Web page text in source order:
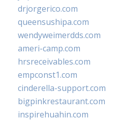
drjorgerico.com
queensushipa.com
wendyweimerdds.com
ameri-camp.com
hrsreceivables.com
empconst1.com
cinderella-support.com
bigpinkrestaurant.com
inspirehuahin.com